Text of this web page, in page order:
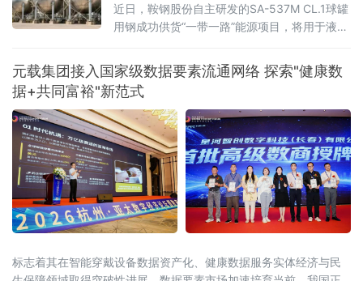
近日，鞍钢股份自主研发的SA-537M CL.1球罐
用钢成功供货“一带一路”能源项目，将用于液化
钢集团在高端压力容器用钢领域的领先地位，
为海外能源储运工程提供了关键材料支撑，提
升了鞍钢品牌的国际形象。
元载集团接入国家级数据要素流通网络 探索"健康数
据+共同富裕"新范式
标志着其在智能穿戴设备数据资产化、健康数据服务实体经济与民